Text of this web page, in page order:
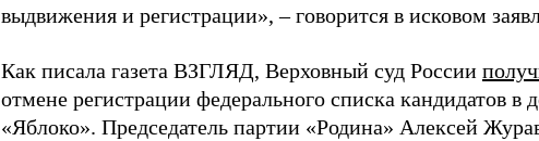
выдвижения и регистрации», – говорится в исковом
Как писала газета ВЗГЛЯД, Верховный суд России
отмене регистрации федерального списка кандидатов в
«Яблоко». Председатель партии «Родина» Алексей